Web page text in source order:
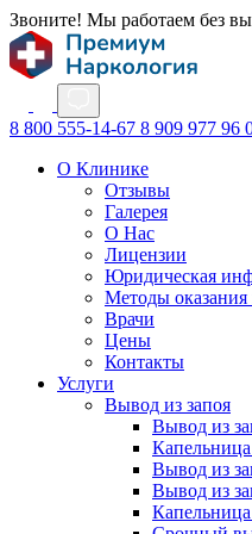
Звоните! Мы работаем без
8 800 555-14-67 8 909 977 96
О Клинике
Отзывы
Галерея
О Нас
Лицензии
Юридическая
Методы
Врачи
Цены
Контакты
Услуги
Вывод из запоя
Вывод из
Капельница
Вывод из
Вывод из